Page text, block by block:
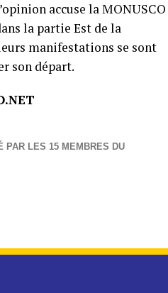
accuse la MONUSCO
la partie Est de la
manifestations se sont
son départ.
PAR LES 15 MEMBRES DU